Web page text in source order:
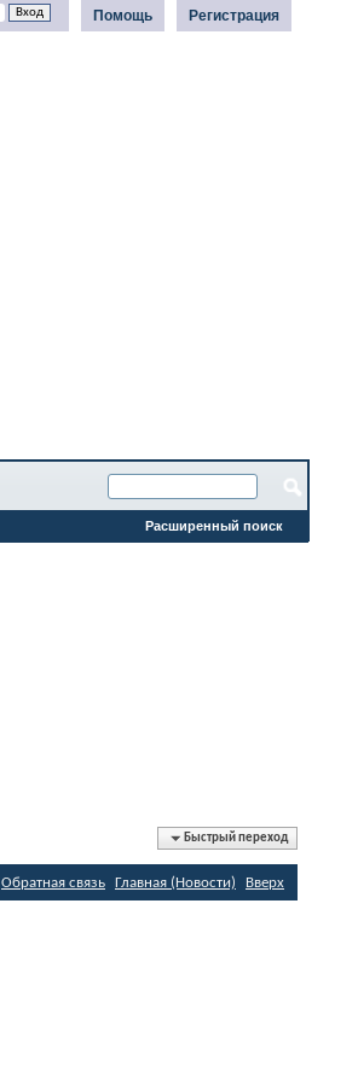
Регистрация
Помощь
Расширенный поиск
Быстрый переход
Обратная связь Главная (Новости) Вверх